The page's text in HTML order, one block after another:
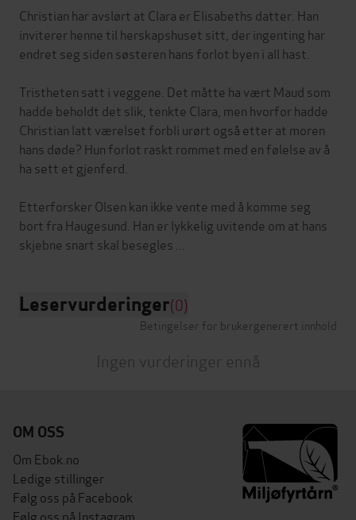
Christian har avslørt at Clara er Elisabeths datter. Han
inviterer henne til herskapshuset sitt, der ingenting har
endret seg siden søsteren hans forlot byen i all hast.
Tristheten satt i veggene. Det måtte ha vært Maud som
hadde beholdt det slik, tenkte Clara, men hvorfor hadde
Christian latt værelset forbli urørt også etter at moren
hans døde? Hun forlot raskt rommet med en følelse av å
ha sett et gjenferd.
Etterforsker Olsen kan ikke vente med å komme seg
bort fra Haugesund. Han er lykkelig uvitende om at hans
Leservurderinger(0)
Betingelser for brukergenerert innhold
Ingen vurderinger ennå
OM OSS
Om Ebok.no
Ledige stillinger
Følg oss på Facebook
Følg oss på Instagram